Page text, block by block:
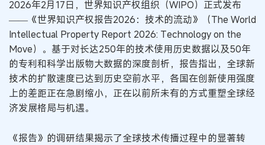
2026年2月17日，世界知识产权组织（WIPO）正式发布
——《世界知识产权报告2026：技术的流动》（The World
Intellectual Property Report 2026: Technology on the
Move）。基于对长达250年的技术使用历史数据以及50年
的专利和科学出版物大数据的深度剖析，报告指出，全球新
技术的扩散速度已达到历史空前水平，各国在创新使用强度
上的差距正在急剧缩小，正在以前所未有的方式重塑全球经
济发展格局与机遇。
《报告》的调研结果揭示了全球技术传播过程中的显著转